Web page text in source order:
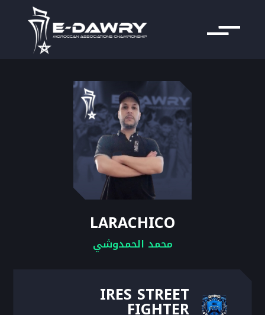
LARACHICO
محمد الحمدوشي
IRES STREET
FIGHTER